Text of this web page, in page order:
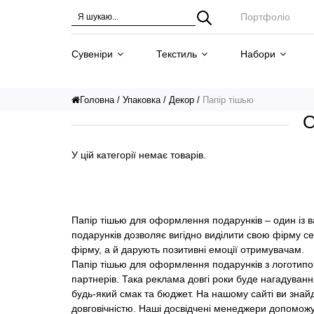
Портфоліо
Сувеніри Текстиль Набори
Головна Упаковка Декор Папір тішью
У цій категорії немає товарів.
Папір тішью для оформлення подарунків – один із
подарунків дозволяє вигідно виділити свою фірму
фірму, а й дарують позитивні емоції отримувачам.
Папір тішью для оформлення подарунків з
партнерів. Така реклама довгі роки буде
будь-який смак та бюджет. На нашому сайті ви
довговічністю. Наші досвідчені менеджери